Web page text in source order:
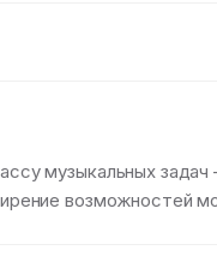
музыкальных
возможностей